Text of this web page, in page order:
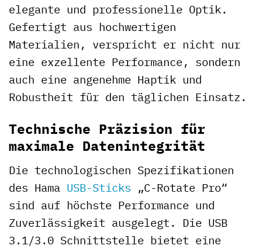
elegante und professionelle Optik.
Gefertigt aus hochwertigen
Materialien, verspricht er nicht nur
eine exzellente Performance, sondern
auch eine angenehme Haptik und
Robustheit für den täglichen Einsatz.
Technische Präzision für
maximale Datenintegrität
Die technologischen Spezifikationen
des Hama USB-Sticks „C-Rotate Pro“
sind auf höchste Performance und
Zuverlässigkeit ausgelegt. Die USB
3.1/3.0 Schnittstelle bietet eine